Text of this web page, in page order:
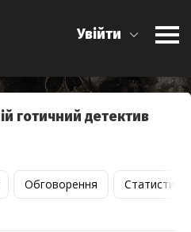
Увійти
готичний детектив
Обговорення Статистика